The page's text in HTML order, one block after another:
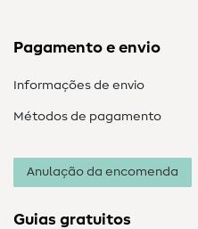
Pagamento e envio
Informações de envio
Métodos de pagamento
Anulação da encomenda
Guias gratuitos